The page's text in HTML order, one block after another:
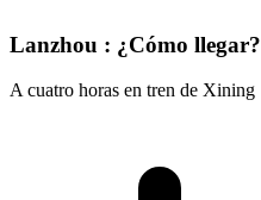
Lanzhou : ¿Cómo llegar?
A cuatro horas en tren de Xining